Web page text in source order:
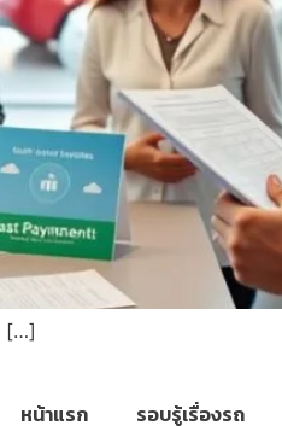
[…]
หน้าแรก รอบรู้เรื่องรถ